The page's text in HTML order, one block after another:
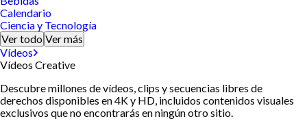
Calendario
Ciencia y Tecnología
Ver todo Ver más
Vídeos
Vídeos Creative
Descubre millones de vídeos, clips y secuencias libres de
derechos disponibles en 4K y HD, incluidos contenidos visuales
exclusivos que no encontrarás en ningún otro sitio.